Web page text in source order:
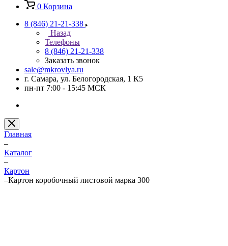
0 Корзина
8 (846) 21-21-338
Назад
Телефоны
8 (846) 21-21-338
Заказать звонок
sale@mkrovlya.ru
г. Самара, ул. Белогородская, 1 К5
пн-пт 7:00 - 15:45 МСК
Главная
–
Каталог
–
Картон
–Картон коробочный листовой марка 300